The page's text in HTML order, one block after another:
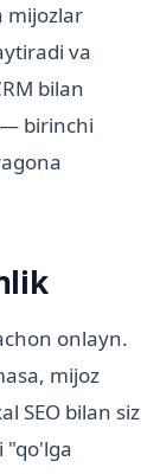
mijozlar
va
bilan
birinchi
onlayn.
mijoz
SEO bilan siz
"qo'lga